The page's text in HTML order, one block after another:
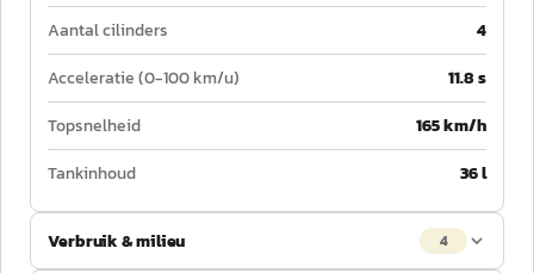
Aantal cilinders
4
Acceleratie (0-100 km/u)
11.8 s
Topsnelheid
165 km/h
Tankinhoud
36 l
Verbruik & milieu 4